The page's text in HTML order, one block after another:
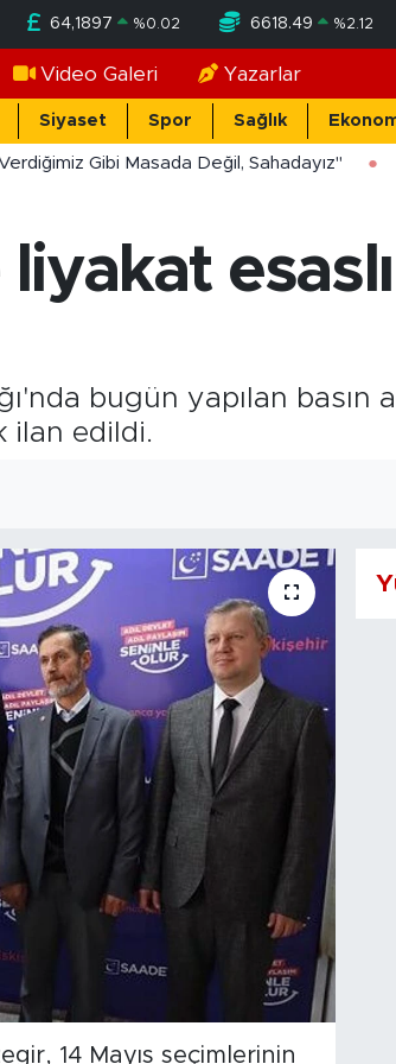
64,1897 %0.02 6618.49 %2.12
Video Galeri Yazarlar
Siyaset Spor Sağlık
Gibi Masada Değil, Sahadayız"
bugün yapılan basın
ilan edildi.
14 Mayıs seçimlerinin